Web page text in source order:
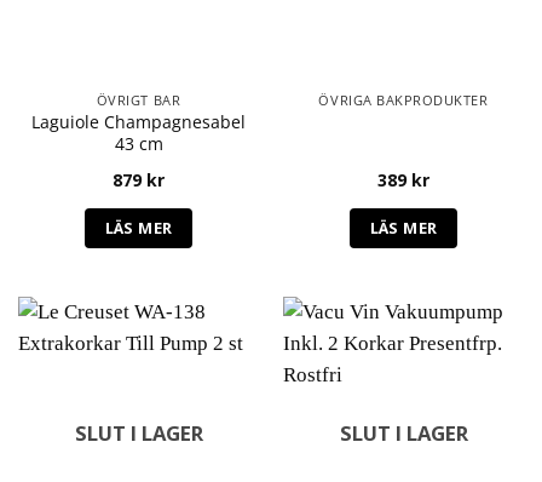
ÖVRIGT BAR
Laguiole Champagnesabel
43 cm
879 kr
LÄS MER
ÖVRIGA BAKPRODUKTER
389 kr
LÄS MER
SLUT I LAGER SLUT I LAGER